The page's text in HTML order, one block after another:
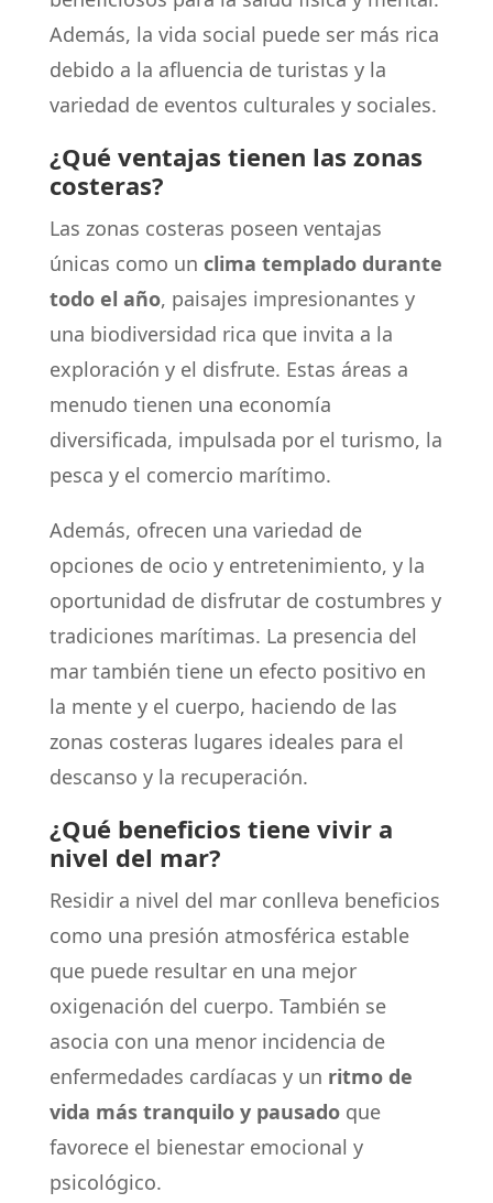
Además, la vida social puede ser más rica
debido a la afluencia de turistas y la
variedad de eventos culturales y sociales.
¿Qué ventajas tienen las zonas
costeras?
Las zonas costeras poseen ventajas
únicas como un clima templado durante
todo el año, paisajes impresionantes y
una biodiversidad rica que invita a la
exploración y el disfrute. Estas áreas a
menudo tienen una economía
diversificada, impulsada por el turismo, la
pesca y el comercio marítimo.
Además, ofrecen una variedad de
opciones de ocio y entretenimiento, y la
oportunidad de disfrutar de costumbres y
tradiciones marítimas. La presencia del
mar también tiene un efecto positivo en
la mente y el cuerpo, haciendo de las
zonas costeras lugares ideales para el
descanso y la recuperación.
¿Qué beneficios tiene vivir a
nivel del mar?
Residir a nivel del mar conlleva beneficios
como una presión atmosférica estable
que puede resultar en una mejor
oxigenación del cuerpo. También se
asocia con una menor incidencia de
enfermedades cardíacas y un ritmo de
vida más tranquilo y pausadoque
favorece el bienestar emocional y
psicológico.